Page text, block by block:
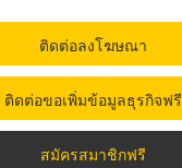
ติดต่อลงโฆษณา
ติดต่อขอเพิ่มข้อมูลธุรกิจฟรี
สมัครสมาชิกฟรี